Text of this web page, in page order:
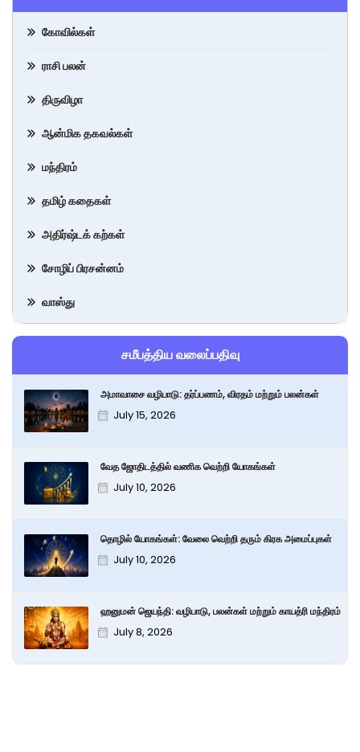
கோவில்கள்
ராசி பலன்
திருவிழா
ஆன்மிக தகவல்கள்
மந்திரம்
தமிழ் கதைகள்
அதிர்ஷ்டக் கற்கள்
சோழிப் பிரசன்னம்
வாஸ்து
சமீபத்திய வலைப்பதிவு
அமாவாசை வழிபாடு: தர்ப்பணம், விரதம் மற்றும் பலன்கள்
July 15, 2026
வேத ஜோதிடத்தில் வணிக வெற்றி யோகங்கள்
July 10, 2026
தொழில் யோகங்கள்: வேலை வெற்றி தரும் கிரக அமைப்புகள்
July 10, 2026
ஹனுமன் ஜெயந்தி: வழிபாடு, பலன்கள் மற்றும் காயத்ரி மந்திரம்
July 8, 2026